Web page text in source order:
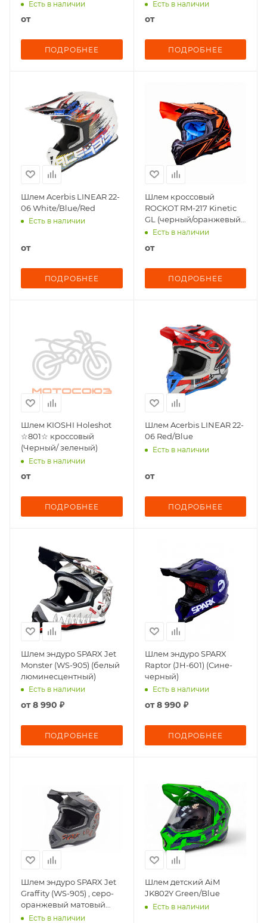
Есть в наличии
от
ПОДРОБНЕЕ
Есть в наличии
от
ПОДРОБНЕЕ
Шлем Acerbis LINEAR 22-
06 White/Blue/Red
Есть в наличии
от
ПОДРОБНЕЕ
Шлем кроссовый
ROCKOT RM-217 Kinetic
GL (черный/оранжевый
глянцевый)
Есть в наличии
от
ПОДРОБНЕЕ
Шлем KIOSHI Holeshot
☆801☆ кроссовый
(Черный/ зеленый)
Есть в наличии
от
ПОДРОБНЕЕ
Шлем Acerbis LINEAR 22-
06 Red/Blue
Есть в наличии
от
ПОДРОБНЕЕ
Шлем эндуро SPARX Jet
Monster (WS-905) (белый
люминесцентный)
Есть в наличии
от8 990 ₽
ПОДРОБНЕЕ
Шлем эндуро SPARX
Raptor (JH-601) (Сине-
черный)
Есть в наличии
от8 990 ₽
ПОДРОБНЕЕ
Шлем эндуро SPARX Jet
Graffity (WS-905) , серо-
оранжевый матовый
люминесцентный
Есть в наличии
Шлем детский AiM
JK802Y Green/Blue
Есть в наличии